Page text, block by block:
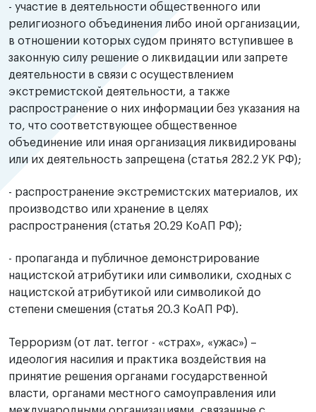
- участие в деятельности общественного или
религиозного объединения либо иной организации,
в отношении которых судом принято вступившее в
законную силу решение о ликвидации или запрете
деятельности в связи с осуществлением
экстремистской деятельности, а также
распространение о них информации без указания на
то, что соответствующее общественное
объединение или иная организация ликвидированы
или их деятельность запрещена (статья 282.2 УК РФ);
- распространение экстремистских материалов, их
производство или хранение в целях
распространения (статья 20.29 КоАП РФ);
- пропаганда и публичное демонстрирование
нацистской атрибутики или символики, сходных с
нацистской атрибутикой или символикой до
степени смешения (статья 20.3 КоАП РФ).
Терроризм (от лат. terror - «страх», «ужас») –
идеология насилия и практика воздействия на
принятие решения органами государственной
власти, органами местного самоуправления или